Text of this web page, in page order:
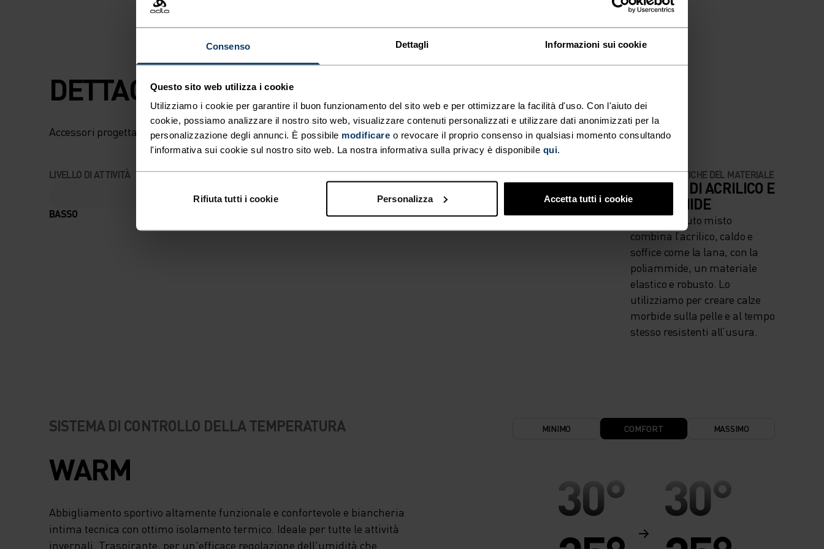
Consenso Dettagli Informazioni sui cookie
Questo sito web utilizza i cookie
Utilizziamo i cookie per garantire il buon funzionamento del sito web e per ottimizzare la facilità d'uso. Con l'aiuto dei
cookie, possiamo analizzare il nostro sito web, visualizzare contenuti personalizzati e utilizzare dati anonimizzati per la
personalizzazione degli annunci. È possibile modificare o revocare il proprio consenso in qualsiasi momento consultando
l'informativa sui cookie sul nostro sito web. La nostra informativa sulla privacy è disponibile qui.
Rifiuta tutti i cookie Personalizza Accetta tutti i cookie
INDISPENSABILE PER
CHI AMA LO SCI. LA
PROTEZIONE
ZEROSCENT OFFRE
PROPRIETÀ
ANTIBATTERICHE CHE
COMBATTONO GLI ODORI
PRESTAZIONI MIGLIORI
PARTENDO DAI PIEDI,
LUNGHE UNISEX ACTIVE
DETTAGLI CHE FANNO LA DIFFERENZA
Accessori progettati per goderti ogni avventura.
LIVELLO DI ATTIVITÀ
BASSO ALTO
TIPO DI ATTIVITÀ
QUALSIASI COSA ALTA
Sci e snow
CARATTERISTICHE DEL MATERIALE
MISCELA DI ACRILICO E
POLIAMMIDE
Questo tessuto misto
combina l’acrilico, caldo e
soffice come la lana, con la
poliammide, un materiale
elastico e robusto. Lo
utilizziamo per creare calze
morbide sulla pelle e al tempo
stesso resistenti all’usura.
SISTEMA DI CONTROLLO DELLA TEMPERATURA
WARM
Abbigliamento sportivo altamente funzionale e confortevole e biancheria
intima tecnica con ottimo isolamento termico. Ideale per tutte le attività
invernali. Traspirante, per un'efficace regolazione dell'umidità che
MINIMO COMFORT MASSIMO
30°
30°